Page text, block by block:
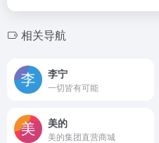
相关导航
李宁
一切皆有可能
美的
美的集团直营商城